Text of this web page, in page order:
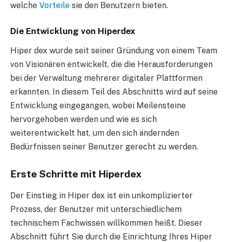
welche Vorteile sie den Benutzern bieten.
Die Entwicklung von Hiperdex
Hiper dex wurde seit seiner Gründung von einem Team
von Visionären entwickelt, die die Herausforderungen
bei der Verwaltung mehrerer digitaler Plattformen
erkannten. In diesem Teil des Abschnitts wird auf seine
Entwicklung eingegangen, wobei Meilensteine
hervorgehoben werden und wie es sich
weiterentwickelt hat, um den sich ändernden
Bedürfnissen seiner Benutzer gerecht zu werden.
Erste Schritte mit Hiperdex
Der Einstieg in Hiper dex ist ein unkomplizierter
Prozess, der Benutzer mit unterschiedlichem
technischem Fachwissen willkommen heißt. Dieser
Abschnitt führt Sie durch die Einrichtung Ihres Hiper